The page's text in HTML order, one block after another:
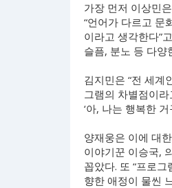
가장 먼저 이상민
“언어가 다르고 문
이라고 생각한다”
슬픔, 분노 등 다양
김지민은 “전 세계
그램의 차별점이라
‘아, 나는 행복한
양재웅은 이에 대
이야기꾼 이승국,
꼽았다. 또 “프로
향한 애정이 물씬